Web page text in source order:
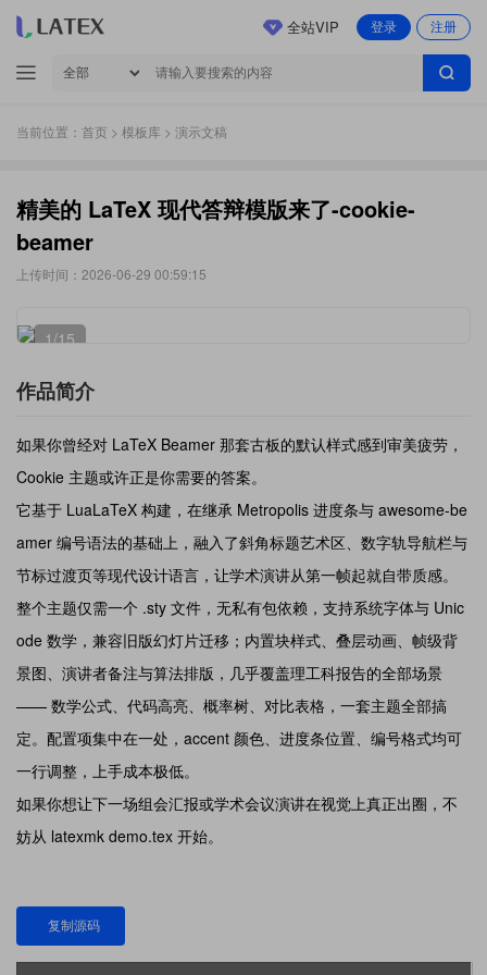
登录 注册
全站VIP
当前位置： 首页 > 模板库 > 演示文稿
精美的 LaTeX 现代答辩模版来了-cookie-
beamer
上传时间：2026-06-29 00:59:15
1/15
作品简介
如果你曾经对 LaTeX Beamer 那套古板的默认样式感到审美疲劳，
Cookie 主题或许正是你需要的答案。
它基于 LuaLaTeX 构建，在继承 Metropolis 进度条与 awesome-be
amer 编号语法的基础上，融入了斜角标题艺术区、数字轨导航栏与
节标过渡页等现代设计语言，让学术演讲从第一帧起就自带质感。
整个主题仅需一个 .sty 文件，无私有包依赖，支持系统字体与 Unic
ode 数学，兼容旧版幻灯片迁移；内置块样式、叠层动画、帧级背
景图、演讲者备注与算法排版，几乎覆盖理工科报告的全部场景
—— 数学公式、代码高亮、概率树、对比表格，一套主题全部搞
定。配置项集中在一处，accent 颜色、进度条位置、编号格式均可
一行调整，上手成本极低。
如果你想让下一场组会汇报或学术会议演讲在视觉上真正出圈，不
妨从 latexmk demo.tex 开始。
复制源码